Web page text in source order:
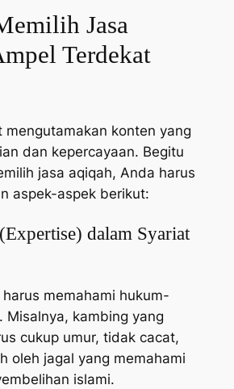
Jasa
Terdekat
mengutamakan konten yang
dan kepercayaan. Begitu
jasa aqiqah, Anda harus
aspek-aspek berikut:
dalam Syariat
memahami hukum-
Misalnya, kambing yang
cukup umur, tidak cacat,
oleh jagal yang memahami
islami.